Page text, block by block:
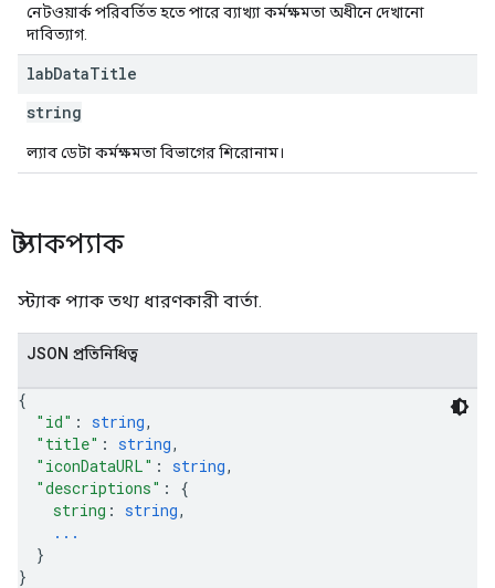
নেটওয়ার্ক পরিবর্তিত হতে পারে ব্যাখ্যা কর্মক্ষমতা অধীনে দেখানো
দাবিত্যাগ.
labDataTitle
string
ল্যাব ডেটা কর্মক্ষমতা বিভাগের শিরোনাম।
স্ট্যাকপ্যাক
স্ট্যাক প্যাক তথ্য ধারণকারী বার্তা.
JSON প্রতিনিধিত্ব
{
"id" : string,
"title" : string,
"iconDataURL" : string,
"descriptions" : {
string : string,
...
}
}